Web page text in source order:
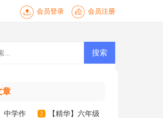
会员登录 会员注册
章
中学作 2 【精华】六年级